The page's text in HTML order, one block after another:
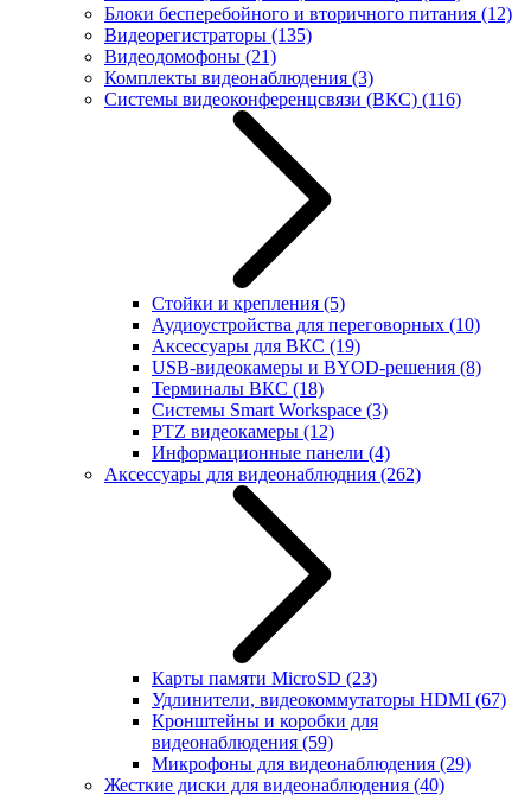
Блоки бесперебойного и вторичного питания (12)
Видеорегистраторы (135)
Видеодомофоны (21)
Комплекты видеонаблюдения (3)
Системы видеоконференцсвязи (ВКС) (116)
Стойки и крепления (5)
Аудиоустройства для переговорных (10)
Аксессуары для ВКС (19)
USB-видеокамеры и BYOD-решения (8)
Терминалы ВКС (18)
Системы Smart Workspace (3)
PTZ видеокамеры (12)
Информационные панели (4)
Аксессуары для видеонаблюдния (262)
Карты памяти MicroSD (23)
Удлинители, видеокоммутаторы HDMI (67)
Кронштейны и коробки для
видеонаблюдения (59)
Микрофоны для видеонаблюдения (29)
Жесткие диски для видеонаблюдения (40)